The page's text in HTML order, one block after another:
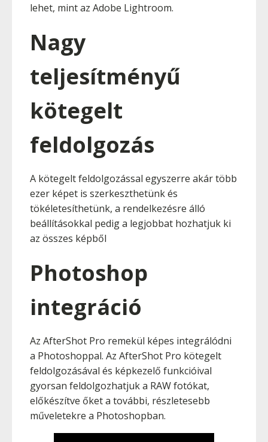
lehet, mint az Adobe Lightroom.
Nagy
teljesítményű
kötegelt
feldolgozás
A kötegelt feldolgozással egyszerre akár több
ezer képet is szerkeszthetünk és
tökéletesíthetünk, a rendelkezésre álló
beállításokkal pedig a legjobbat hozhatjuk ki
az összes képből
Photoshop
integráció
Az AfterShot Pro remekül képes integrálódni
a Photoshoppal. Az AfterShot Pro kötegelt
feldolgozásával és képkezelő funkcióival
gyorsan feldolgozhatjuk a RAW fotókat,
előkészítve őket a további, részletesebb
műveletekre a Photoshopban.